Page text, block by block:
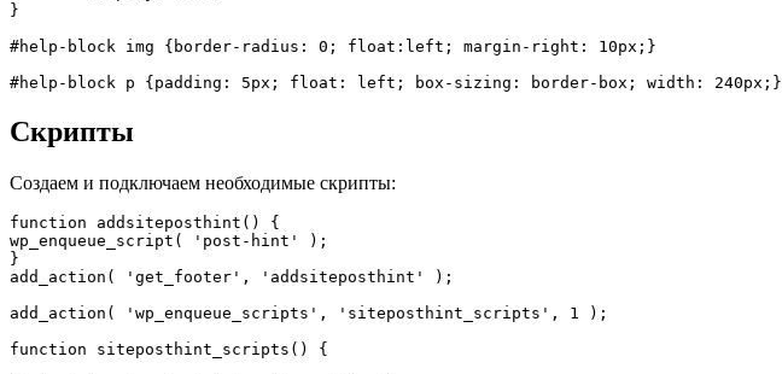
}
#help-block img {border-radius: 0; float:left; margin-right: 10px;}
#help-block p {padding: 5px; float: left; box-sizing: border-box; width: 240px;}
Скрипты
Создаем и подключаем необходимые скрипты:
function addsiteposthint() {
wp_enqueue_script( 'post-hint' );
}
add_action( 'get_footer', 'addsiteposthint' );
add_action( 'wp_enqueue_scripts', 'siteposthint_scripts', 1 );
function siteposthint_scripts() {